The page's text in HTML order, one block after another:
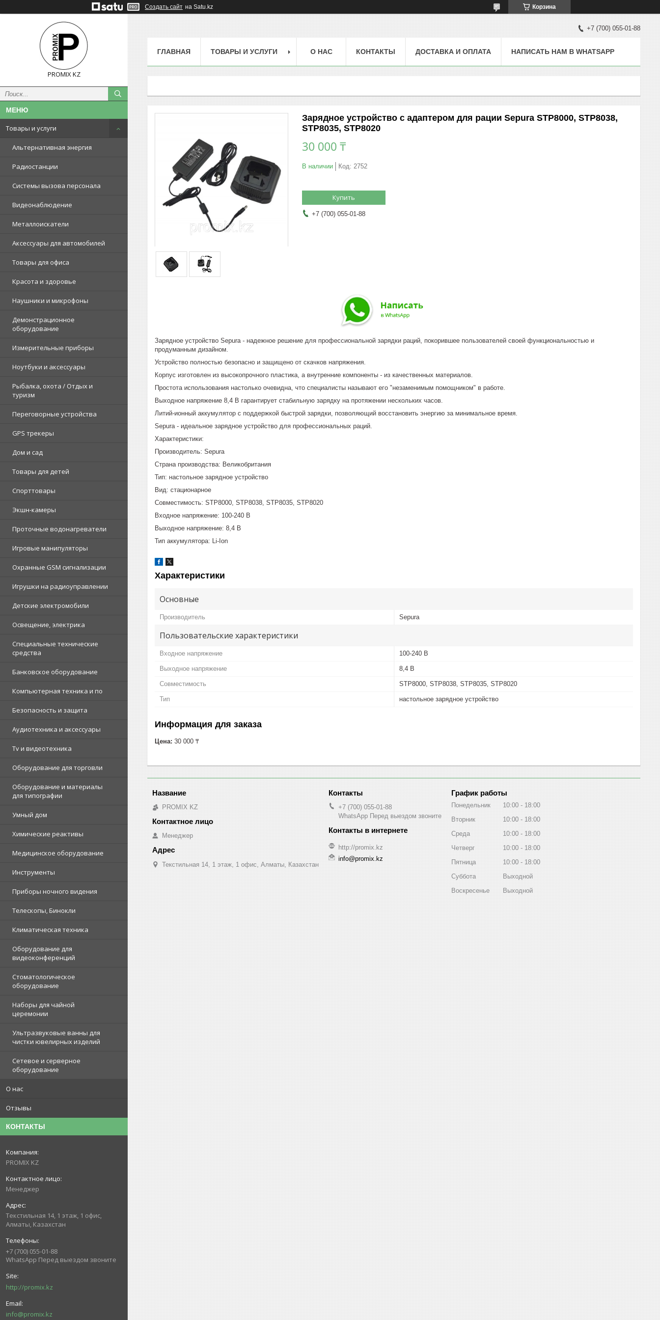
Создать сайт на Satu.kz Корзина
PROMIX KZ
Товары и услуги
Альтернативная энергия
Радиостанции
Системы вызова персонала
Видеонаблюдение
Металлоискатели
Аксессуары для автомобилей
Товары для офиса
Красота и здоровье
Наушники и микрофоны
Демонстрационное
оборудование
Измерительные приборы
Ноутбуки и аксессуары
Рыбалка, охота / Отдых и
туризм
Переговорные устройства
GPS трекеры
Дом и сад
Товары для детей
Спорттовары
Экшн-камеры
Проточные водонагреватели
Игровые манипуляторы
Охранные GSM сигнализации
Игрушки на радиоуправлении
Детские электромобили
Освещение, электрика
Специальные технические
средства
Банковское оборудование
Компьютерная техника и по
Безопасность и защита
Аудиотехника и аксессуары
Tv и видеотехника
Оборудование для торговли
Оборудование и материалы
для типографии
Умный дом
Химические реактивы
Медицинское оборудование
Инструменты
Приборы ночного видения
Телескопы, Бинокли
Климатическая техника
Оборудование для
видеоконференций
Стоматологическое
оборудование
Наборы для чайной
церемонии
Ультразвуковые ванны для
чистки ювелирных изделий
Сетевое и серверное
оборудование
О нас
Отзывы
КОНТАКТЫ
PROMIX KZ
Менеджер
Текстильная 14, 1 этаж, 1 офис,
Алматы, Казахстан
+7 (700) 055-01-88
WhatsApp Перед выездом звоните
http://promix.kz
info@promix.kz
+7 (700) 055-01-88
ГЛАВНАЯ ТОВАРЫ И УСЛУГИ О НАС КОНТАКТЫ ДОСТАВКА И ОПЛАТА НАПИСАТЬ НАМ В WHATSAPP
Зарядное устройство с адаптером для рации Sepura STP8000, STP8038,
STP8035, STP8020
30 000 ₸
В наличии Код: 2752
Купить
+7 (700) 055-01-88
Зарядное устройство Sepura - надежное решение для профессиональной зарядки раций, покорившее пользователей своей функциональностью и
продуманным дизайном.
Устройство полностью безопасно и защищено от скачков напряжения.
Корпус изготовлен из высокопрочного пластика, а внутренние компоненты - из качественных материалов.
Простота использования настолько очевидна, что специалисты называют его "незаменимым помощником" в работе.
Выходное напряжение 8,4 В гарантирует стабильную зарядку на протяжении нескольких часов.
Литий-ионный аккумулятор с поддержкой быстрой зарядки, позволяющий восстановить энергию за минимальное время.
Sepura - идеальное зарядное устройство для профессиональных раций.
Характеристики:
Производитель: Sepura
Страна производства: Великобритания
Тип: настольное зарядное устройство
Вид: стационарное
Совместимость: STP8000, STP8038, STP8035, STP8020
Входное напряжение: 100-240 В
Выходное напряжение: 8,4 В
Тип аккумулятора: Li-Ion
Характеристики
Основные
Производитель Sepura
Пользовательские характеристики
Входное напряжение 100-240 В
Выходное напряжение 8,4 В
Совместимость STP8000, STP8038, STP8035, STP8020
Тип настольное зарядное устройство
Информация для заказа
Цена: 30 000 ₸
PROMIX KZ
Менеджер
Текстильная 14, 1 этаж, 1 офис, Алматы, Казахстан
+7 (700) 055-01-88
WhatsApp Перед выездом звоните
http://promix.kz
info@promix.kz
График работы
Понедельник 10:00
18:00
Вторник
10:00
18:00
Среда
10:00
18:00
Четверг
10:00
18:00
Пятница
10:00
18:00
Суббота
Выходной
Воскресенье
Выходной